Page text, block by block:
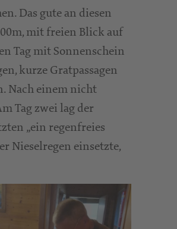
Das gute an diesen
mit freien Blick auf
Tag mit Sonnenschein
kurze Gratpassagen
Nach einem nicht
Tag zwei lag der
„ein regenfreies
Nieselregen einsetzte,